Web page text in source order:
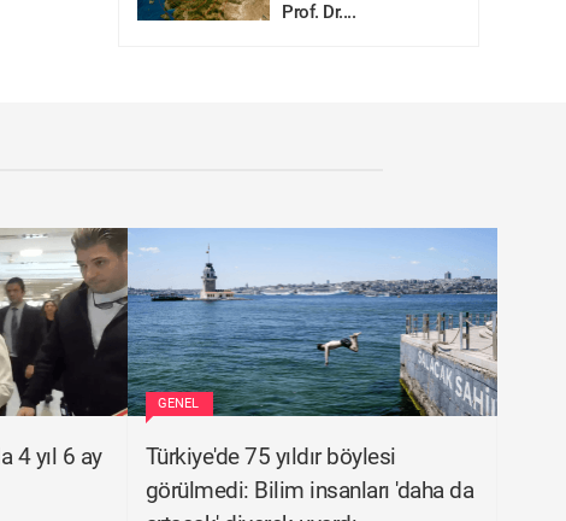
Prof. Dr....
4 yıl 6 ay
GENEL
Türkiye'de 75 yıldır böylesi
görülmedi: Bilim insanları 'daha da